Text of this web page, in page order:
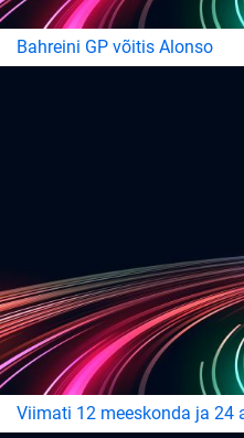
Bahreini GP võitis Alonso
Viimati 12 meeskonda ja 24